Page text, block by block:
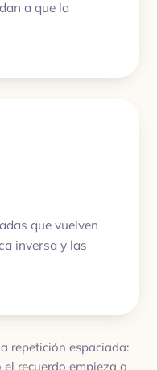
a que la
que vuelven
inversa y las
repetición espaciada:
recuerdo empieza a